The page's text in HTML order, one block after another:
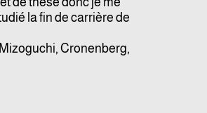
la fin de carrière de
Cronenberg,